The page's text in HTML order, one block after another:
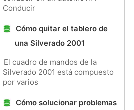
Conducir
Cómo quitar el tablero de
una Silverado 2001
El cuadro de mandos de la
Silverado 2001 está compuesto
por varios
Cómo solucionar problemas